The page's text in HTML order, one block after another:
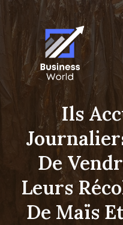
Skip
content
Ils
De
Leurs
De Maïs